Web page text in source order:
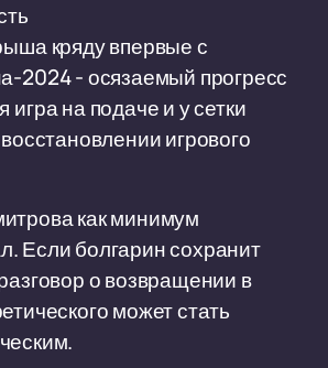
кряду впервые с
2024 - осязаемый прогресс
игра на подаче и у сетки
игрового
как минимум
Если болгарин сохранит
о возвращении в
может стать